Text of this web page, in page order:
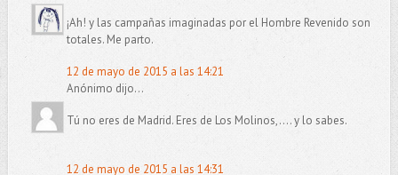
¡Ah! y las campañas imaginadas por el Hombre Revenido son
totales. Me parto.
12 de mayo de 2015 a las 14:21
Anónimo dijo...
Tú no eres de Madrid. Eres de Los Molinos,.... y lo sabes.
12 de mayo de 2015 a las 14:31